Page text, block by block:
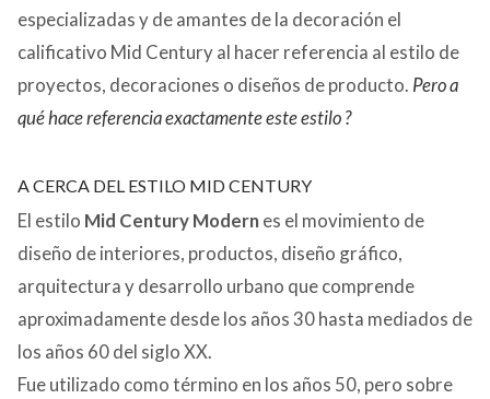
especializadas y de amantes de la decoración el
calificativo Mid Century al hacer referencia al estilo de
proyectos, decoraciones o diseños de producto. Pero a
qué hace referencia exactamente este estilo ?
A CERCA DEL ESTILO MID CENTURY
El estilo Mid Century Modernes el movimiento de
diseño de interiores, productos, diseño gráfico,
arquitectura y desarrollo urbano que comprende
aproximadamente desde los años 30 hasta mediados de
los años 60 del siglo XX.
Fue utilizado como término en los años 50, pero sobre